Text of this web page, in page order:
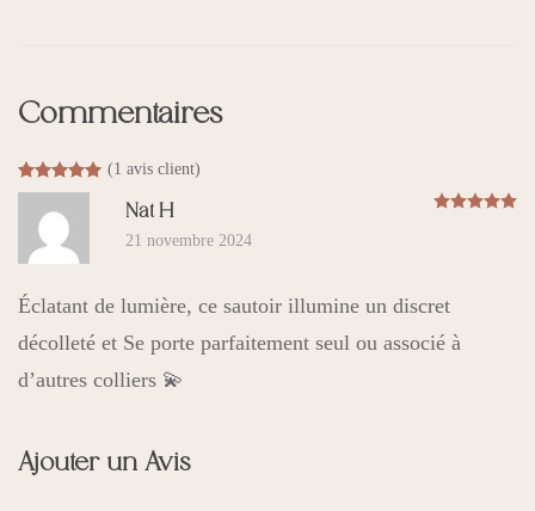
Commentaires
Noté5.00sur 5 basé sur
1(1 avis client)
Nat H
21 novembre 2024
Éclatant de lumière, ce sautoir illumine un discret
décolleté et Se porte parfaitement seul ou associé à
d’autres colliers 💫
Ajouter un Avis